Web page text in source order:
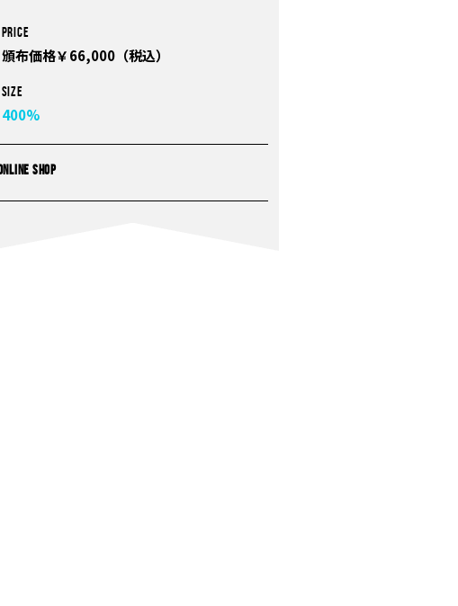
PRICE
頒布価格￥66,000（税込）
Size
400%
SHOP